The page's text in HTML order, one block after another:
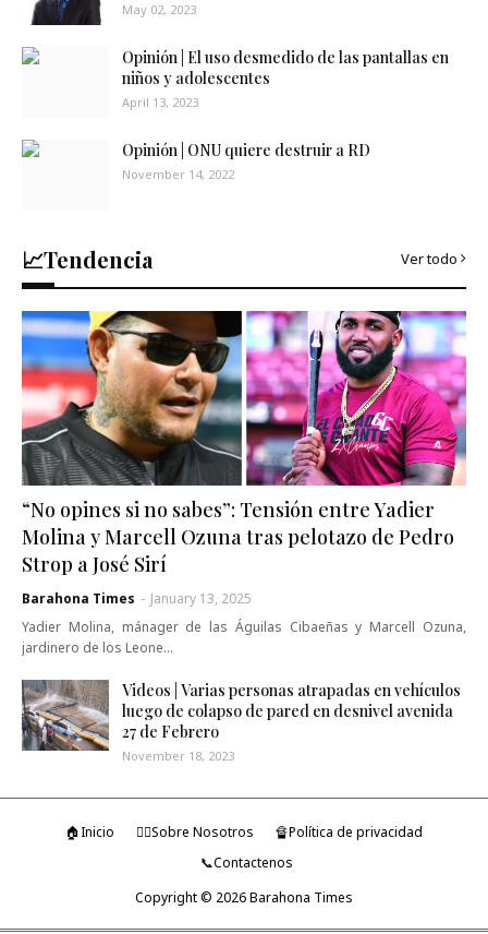
May 02, 2023
Opinión | El uso desmedido de las pantallas en
niños y adolescentes
April 13, 2023
Opinión | ONU quiere destruir a RD
November 14, 2022
📈Tendencia Ver todo
“No opines si no sabes”: Tensión entre Yadier
Molina y Marcell Ozuna tras pelotazo de Pedro
Strop a José Sirí
Barahona Times - January 13, 2025
Yadier Molina, mánager de las Águilas Cibaeñas y Marcell Ozuna,
jardinero de los Leone…
Videos | Varias personas atrapadas en vehículos
luego de colapso de pared en desnivel avenida
27 de Febrero
November 18, 2023
🏠Inicio 🤷‍♂️Sobre Nosotros
🔏Política de privacidad
📞Contactenos
Copyright © 2026Barahona Times